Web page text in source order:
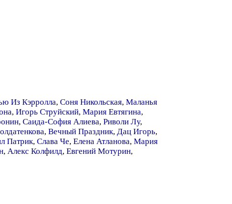
Из Кэрролла, Соня Никольская, Маланья
, Игорь Струйский, Мария Евтягина,
, Саида-София Алиева, Риволи Лу,
, Вечный Праздник, Дац Игорь,
Патрик, Слава Че, Елена Атланова, Мария
, Алекс Колфилд, Евгений Мотурин,